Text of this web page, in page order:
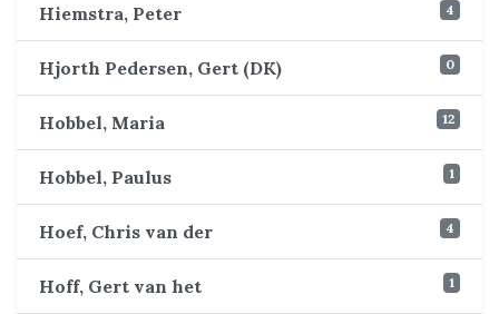
Hiemstra, Peter 4
Hjorth Pedersen, Gert (DK) 0
Hobbel, Maria 12
Hobbel, Paulus 1
Hoef, Chris van der 4
Hoff, Gert van het 1